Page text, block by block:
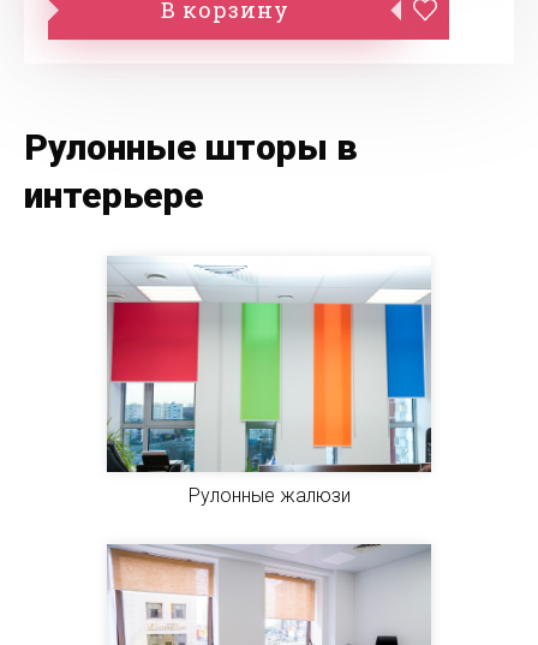
В корзину
Рулонные шторы в
интерьере
Рулонные жалюзи